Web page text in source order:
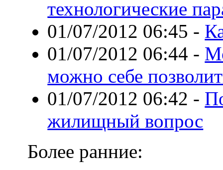
технологические
01/07/2012 06:45 -
01/07/2012 06:44 -
можно себе
01/07/2012 06:42 -
жилищный вопрос
Более ранние: